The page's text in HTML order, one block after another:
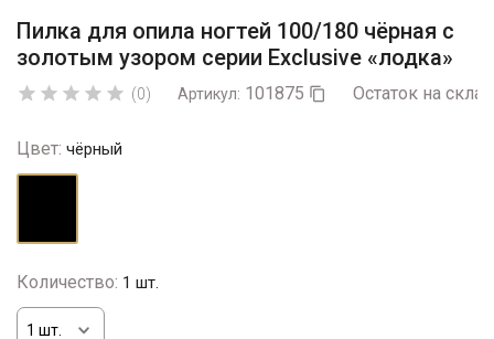
Пилка для опила ногтей 100/180 чёрная с
золотым узором серии Exclusive «лодка»
     (0) Артикул: 101875  Остаток на
Цвет: чёрный
Количество: 1 шт.